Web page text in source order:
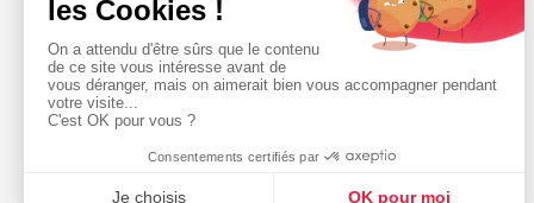
NAVIGATION
Le groupe
Nos entités
Actualités
produits